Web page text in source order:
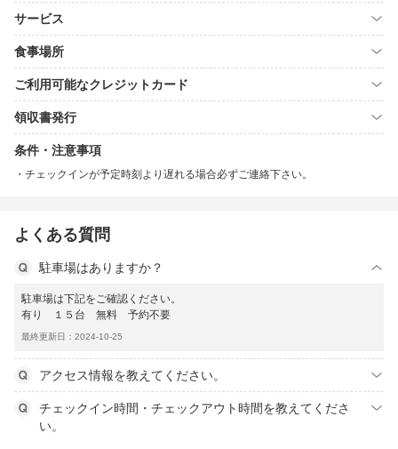
サービス
食事場所
ご利用可能なクレジットカード
領収書発行
条件・注意事項
チェックインが予定時刻より遅れる場合必ずご連絡下さい。
よくある質問
駐車場はありますか？
駐車場は下記をご確認ください。
有り １５台 無料 予約不要
最終更新日：2024-10-25
アクセス情報を教えてください。
チェックイン時間・チェックアウト時間を教えてくださ
い。